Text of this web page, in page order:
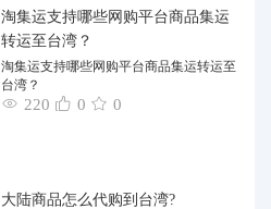
淘集运支持哪些网购平台商品集运
转运至台湾？
淘集运支持哪些网购平台商品集运转运至
台湾？
220 0 0
大陆商品怎么代购到台湾?